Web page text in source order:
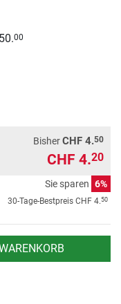
00
BisherCHF 4.50
CHF 4.20
Sie sparen 6%
30-Tage-Bestpreis CHF 4.50